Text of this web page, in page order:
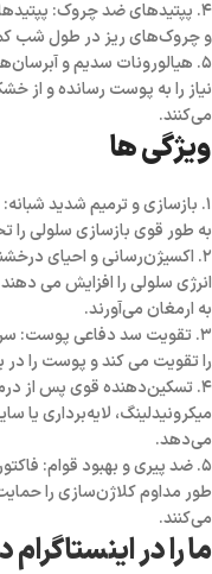
۴. پپتیدهای ضد چروک:
و چروک‌های ریز در طول شب
۵. هیالورونات سدیم و
نیاز را به پوست رسانده و از
می‌کنند.
ویژگی ها
۱. بازسازی و ترمیم شدید
به طور قوی بازسازی سلولی را
۲. اکسیژن‌رسانی و احیای
انرژی سلولی را افزایش می
به ارمغان می‌آورند.
۳. تقویت سد دفاعی پوست:
را تقویت می کند و پوست را در
۴. تسکین‌دهنده قوی پس از
میکرونیدلینگ، لایه‌برداری
می‌دهد.
۵. ضد پیری و بهبود قوام:
طور مداوم کلاژن‌سازی را
می‌کنند.
ما را در